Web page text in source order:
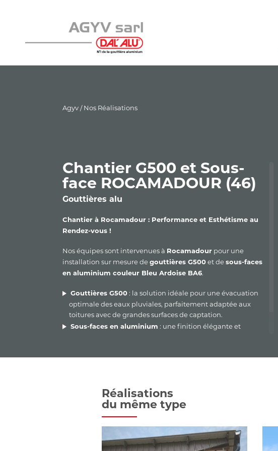
Agyv/Nos Réalisations
Chantier G500 et Sous-
face ROCAMADOUR (46)
Gouttières alu
Chantier à Rocamadour : Performance et Esthétisme au
Rendez-vous !
Nos équipes sont intervenues à Rocamadourpour une
installation sur mesure de gouttières G500et de sous-faces
en aluminium couleur Bleu Ardoise BA6.
Gouttières G500: la solution idéale pour une évacuation
optimale des eaux pluviales, parfaitement adaptée aux
toitures avec de grandes surfaces de captation.
Sous-faces en aluminium : une finition élégante et
Réalisations
du même type